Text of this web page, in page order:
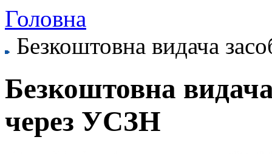
Головна
Безкоштовна видача
Безкоштовна видача
через УСЗН